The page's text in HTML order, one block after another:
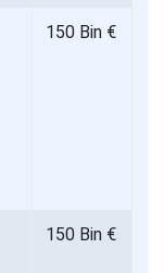
150 Bin €
150 Bin €